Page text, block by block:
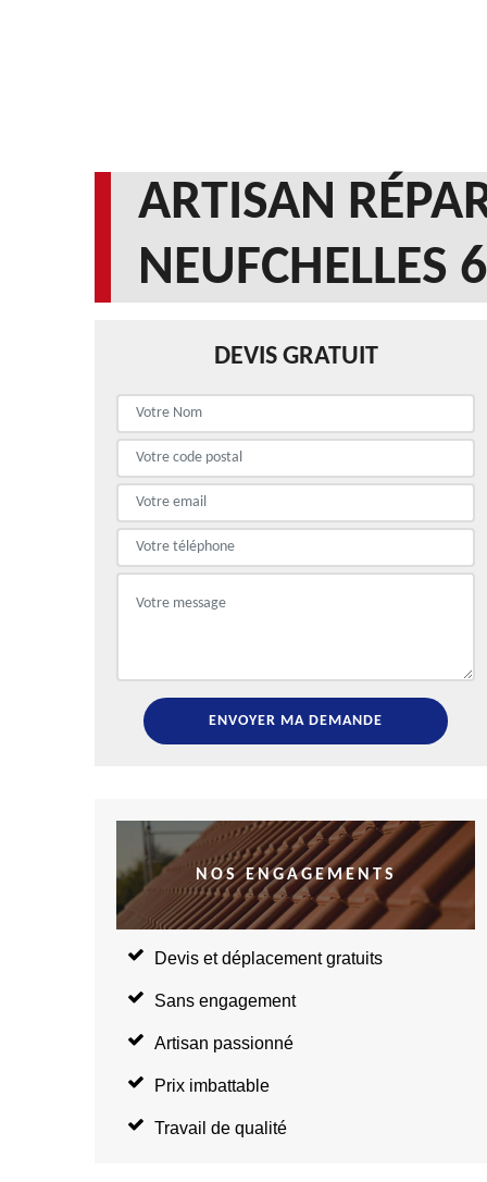
ARTISAN
NEUFCHELLES
DEVIS GRATUIT
NOS ENGAGEMENTS
Devis et déplacement gratuits
Sans engagement
Artisan passionné
Prix imbattable
Travail de qualité